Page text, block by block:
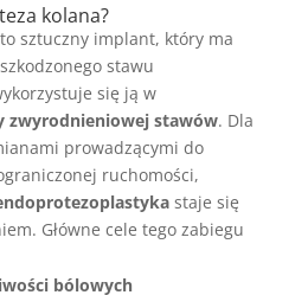
kolana?
sztuczny implant, który ma
stawu
się ją w
zwyrodnieniowej stawów. Dla
prowadzącymi do
ruchomości,
staje się
Główne cele tego zabiegu
bólowych